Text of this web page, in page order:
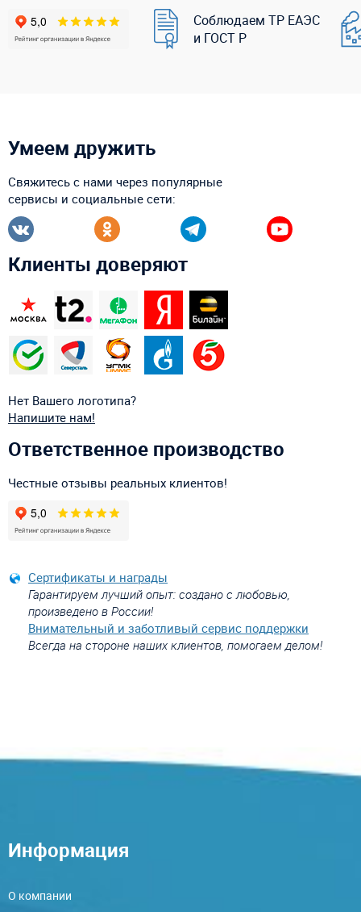
Соблюдаем ТР ЕАЭС
и ГОСТ Р
Умеем дружить
Свяжитесь с нами через популярные
сервисы и социальные сети:
Клиенты доверяют
Нет Вашего логотипа?
Напишите нам!
Ответственное производство
Честные отзывы реальных клиентов!
Сертификаты и награды
Гарантируем лучший опыт: создано с любовью,
произведено в России!
Внимательный и заботливый сервис поддержки
Всегда на стороне наших клиентов, помогаем делом!
Информация
О компании